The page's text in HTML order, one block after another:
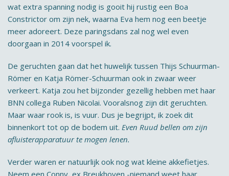
wat extra spanning nodig is gooit hij rustig een Boa
Constrictor om zijn nek, waarna Eva hem nog een beetje
meer adoreert. Deze paringsdans zal nog wel even
doorgaan in 2014 voorspel ik.
De geruchten gaan dat het huwelijk tussen Thijs Schuurman-
Römer en Katja Römer-Schuurman ook in zwaar weer
verkeert. Katja zou het bijzonder gezellig hebben met haar
BNN collega Ruben Nicolai. Vooralsnog zijn dit geruchten.
Maar waar rook is, is vuur. Dus je begrijpt, ik zoek dit
binnenkort tot op de bodem uit. Even Ruud bellen om zijn
afluisterapparatuur te mogen lenen.
Verder waren er natuurlijk ook nog wat kleine akkefietjes.
Neem een Conny, ex Breukhoven -niemand weet haar